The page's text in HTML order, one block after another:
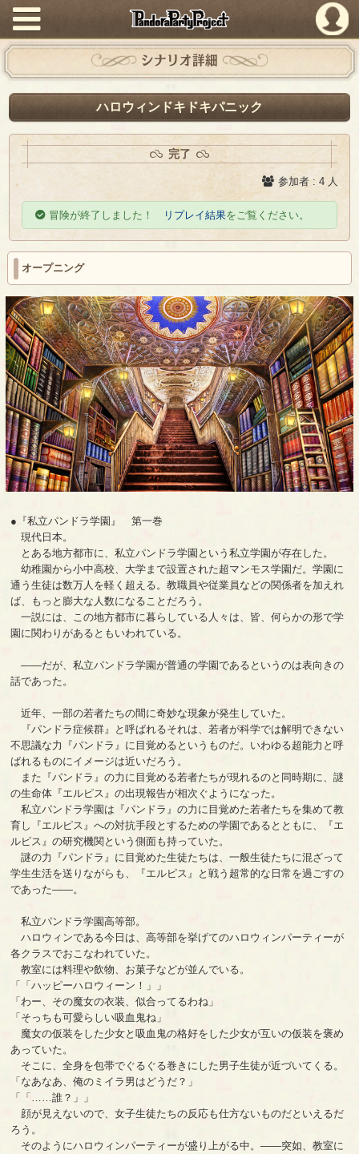
PandoraPartyProject
シナリオ詳細
ハロウィンドキドキパニック
完了
参加者 : 4 人
冒険が終了しました！ リプレイ結果をご覧ください。
オープニング
●『私立パンドラ学園』 第一巻
現代日本。
とある地方都市に、私立パンドラ学園という私立学園が存在した。
幼稚園から小中高校、大学まで設置された超マンモス学園だ。学園に
通う生徒は数万人を軽く超える。教職員や従業員などの関係者を加えれ
ば、もっと膨大な人数になることだろう。
一説には、この地方都市に暮らしている人々は、皆、何らかの形で学
園に関わりがあるともいわれている。
――だが、私立パンドラ学園が普通の学園であるというのは表向きの
話であった。
近年、一部の若者たちの間に奇妙な現象が発生していた。
『パンドラ症候群』と呼ばれるそれは、若者が科学では解明できない
不思議な力『パンドラ』に目覚めるというものだ。いわゆる超能力と呼
ばれるものにイメージは近いだろう。
また『パンドラ』の力に目覚める若者たちが現れるのと同時期に、謎
の生命体『エルピス』の出現報告が相次ぐようになった。
私立パンドラ学園は『パンドラ』の力に目覚めた若者たちを集めて教
育し『エルピス』への対抗手段とするための学園であるとともに、『エ
ルピス』の研究機関という側面も持っていた。
謎の力『パンドラ』に目覚めた生徒たちは、一般生徒たちに混ざって
学生生活を送りながらも、『エルピス』と戦う超常的な日常を過ごすの
であった――。
私立パンドラ学園高等部。
ハロウィンである今日は、高等部を挙げてのハロウィンパーティーが
各クラスでおこなわれていた。
教室には料理や飲物、お菓子などが並んでいる。
「「ハッピーハロウィーン！」」
「わー、その魔女の衣装、似合ってるわね」
「そっちも可愛らしい吸血鬼ね」
魔女の仮装をした少女と吸血鬼の格好をした少女が互いの仮装を褒め
あっていた。
そこに、全身を包帯でぐるぐる巻きにした男子生徒が近づいてくる。
「なあなあ、俺のミイラ男はどうだ？」
「「……誰？」」
顔が見えないので、女子生徒たちの反応も仕方ないものだといえるだ
ろう。
そのようにハロウィンパーティーが盛り上がる中。――突如、教室に